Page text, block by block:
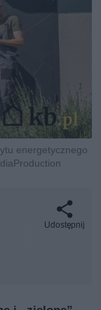
energetycznego
Udostępnij